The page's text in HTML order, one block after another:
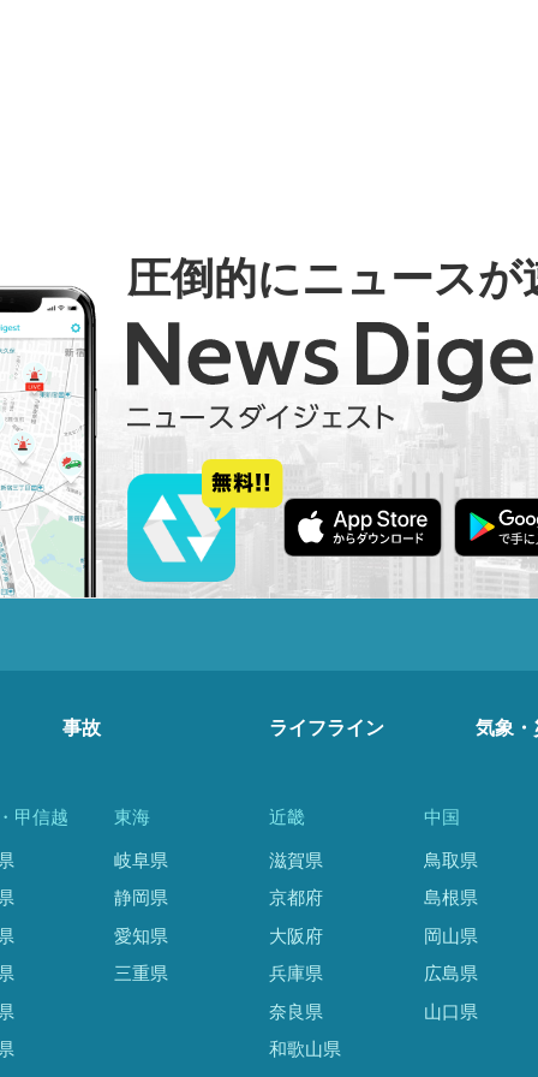
圧倒的にニュースが
事故 ライフライン 気象・
甲信越 東海
岐阜県
静岡県
愛知県
三重県
近畿
滋賀県
京都府
大阪府
兵庫県
奈良県
和歌山県
中国
鳥取県
島根県
岡山県
広島県
山口県